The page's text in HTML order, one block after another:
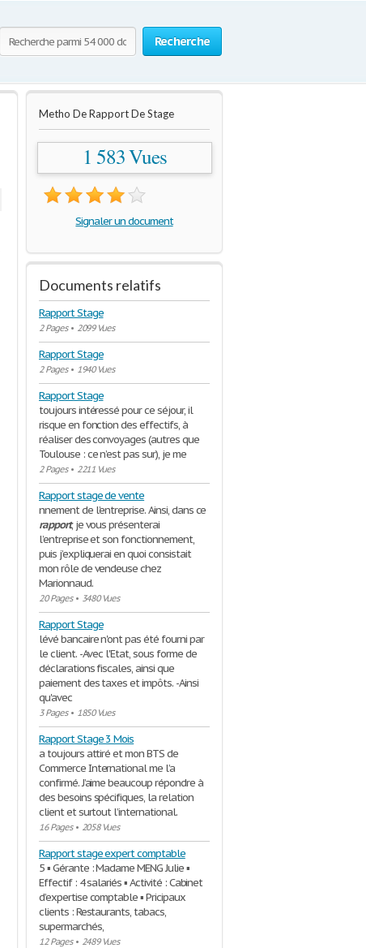
Recherche
Metho De Rapport De Stage
1 583 Vues
Signaler un document
Documents relatifs
Rapport Stage
2 Pages• 2099 Vues
Rapport Stage
2 Pages• 1940 Vues
Rapport Stage
toujours intéressé pour ce séjour, il
risque en fonction des effectifs, à
réaliser des convoyages (autres que
Toulouse : ce n’est pas sur), je me
2 Pages• 2211 Vues
Rapport stage de vente
nnement de l’entreprise. Ainsi, dans ce
rapport, je vous présenterai
l’entreprise et son fonctionnement,
puis j’expliquerai en quoi consistait
mon rôle de vendeuse chez
Marionnaud.
20 Pages• 3480 Vues
Rapport Stage
lévé bancaire n'ont pas été fourni par
le client. -Avec l'Etat, sous forme de
déclarations fiscales, ainsi que
paiement des taxes et impôts. -Ainsi
qu'avec
3 Pages• 1850 Vues
Rapport Stage 3 Mois
a toujours attiré et mon BTS de
Commerce International me l’a
confirmé. J’aime beaucoup répondre à
des besoins spécifiques, la relation
client et surtout l’international.
16 Pages• 2058 Vues
Rapport stage expert comptable
5 ▪ Gérante : Madame MENG Julie ▪
Effectif : 4 salariés ▪ Activité : Cabinet
d’expertise comptable ▪ Pricipaux
clients : Restaurants, tabacs,
supermarchés,
12 Pages• 2489 Vues